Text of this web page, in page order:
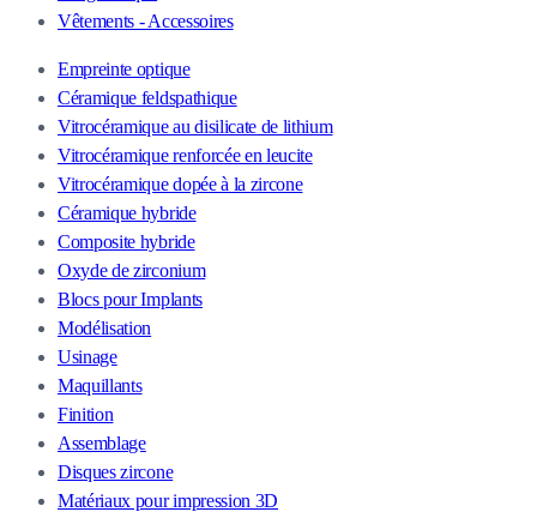
Vêtements - Accessoires
Empreinte optique
Céramique feldspathique
Vitrocéramique au disilicate de lithium
Vitrocéramique renforcée en leucite
Vitrocéramique dopée à la zircone
Céramique hybride
Composite hybride
Oxyde de zirconium
Blocs pour Implants
Modélisation
Usinage
Maquillants
Finition
Assemblage
Disques zircone
Matériaux pour impression 3D